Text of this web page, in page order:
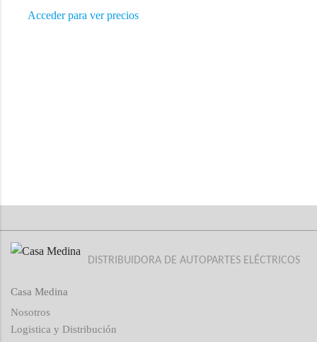
Acceder para ver precios
DISTRIBUIDORA DE AUTOPARTES ELÉCTRICOS
Casa Medina
Nosotros
Logistica y Distribución